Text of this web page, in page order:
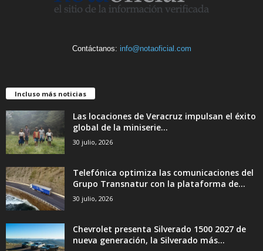
Contáctanos: info@notaoficial.com
Incluso más noticias
Las locaciones de Veracruz impulsan el éxito
global de la miniserie...
30 julio, 2026
Telefónica optimiza las comunicaciones del
Grupo Transnatur con la plataforma de...
30 julio, 2026
Chevrolet presenta Silverado 1500 2027 de
nueva generación, la Silverado más...